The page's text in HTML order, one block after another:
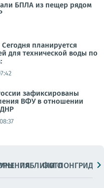
БПЛА из пещер рядом
планируется
для технической воды по
зафиксированы
ВФУ в отношении
ПАБЛИКИ
ФОТОЛОНГРИДЫ